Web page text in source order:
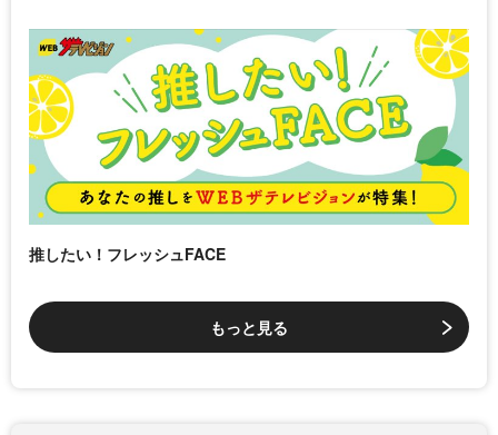
推したい！フレッシュFACE
もっと見る